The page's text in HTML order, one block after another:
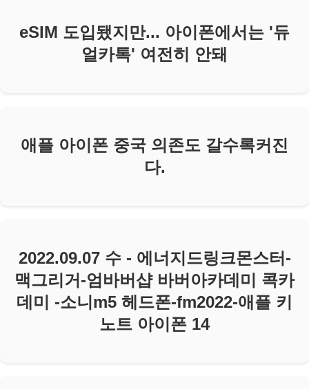
eSIM 도입됐지만... 아이폰에서는 '듀
얼카톡' 여전히 안돼
애플 아이폰 중국 의존도 갈수록커진
다.
2022.09.07 수 - 에너지드링크몬스터-
맥그리거-엄바버샵 바버아카데미 콕카
데미 -소니m5 헤드폰-fm2022-애플 키
노트 아이폰 14